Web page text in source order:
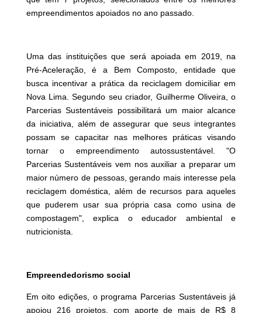
empreendimentos apoiados no ano passado.
Uma das instituições que será apoiada em 2019, na
Pré-Aceleração, é a Bem Composto, entidade que
busca incentivar a prática da reciclagem domiciliar em
Nova Lima. Segundo seu criador, Guilherme Oliveira, o
Parcerias Sustentáveis possibilitará um maior alcance
da iniciativa, além de assegurar que seus integrantes
possam se capacitar nas melhores práticas visando
tornar o empreendimento autossustentável. "O
Parcerias Sustentáveis vem nos auxiliar a preparar um
maior número de pessoas, gerando mais interesse pela
reciclagem doméstica, além de recursos para aqueles
que puderem usar sua própria casa como usina de
compostagem", explica o educador ambiental e
nutricionista.
Empreendedorismo social
Em oito edições, o programa Parcerias Sustentáveis já
apoiou 216 projetos, com aporte de mais de R$ 8